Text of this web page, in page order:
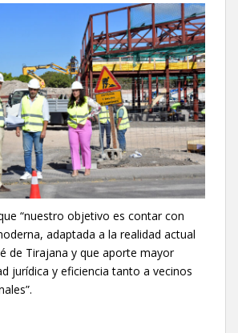
“nuestro objetivo es contar con
adaptada a la realidad actual
de Tirajana y que aporte mayor
jurídica y eficiencia tanto a vecinos